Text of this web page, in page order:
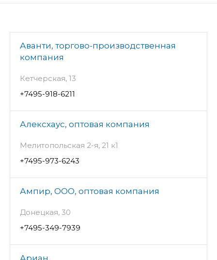
Аванти, торгово-производственная
компания
Кетчерская, 13
+7495-918-6211
Алексхаус, оптовая компания
Мелитопольская 2-я, 21 к1
+7495-973-6243
Ампир, ООО, оптовая компания
Донецкая, 30
+7495-349-7939
Ариан